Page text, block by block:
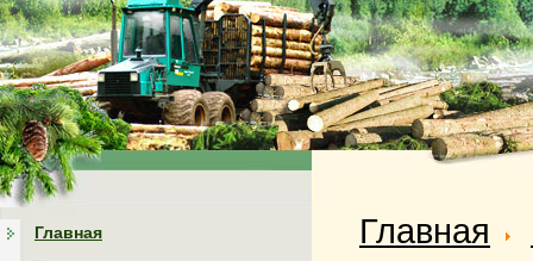
Главная
Главная